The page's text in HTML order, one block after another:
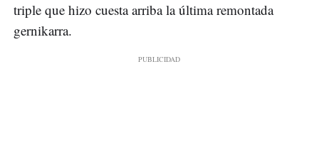
triple que hizo cuesta arriba la última remontada
gernikarra.